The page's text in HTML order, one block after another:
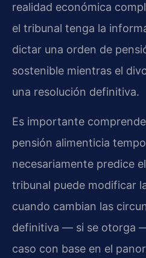
realidad económica
el tribunal tenga la
dictar una orden de
sostenible mientras el
una resolución definitiva.
Es importante
pensión alimenticia
necesariamente predice
tribunal puede modificar
cuando cambian las
definitiva — si se otorga
caso con base en el